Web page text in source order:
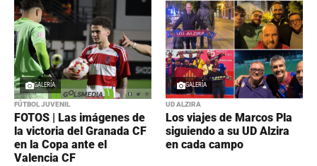
GALERÍA
FÚTBOL JUVENIL
FOTOS | Las imágenes de
la victoria del Granada CF
en la Copa ante el
Valencia CF
GALERÍA
UD ALZIRA
Los viajes de Marcos Pla
siguiendo a su UD Alzira
en cada campo